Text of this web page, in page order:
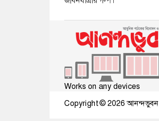
Works on any devices
Copyright © 2026আনন্দভুবন